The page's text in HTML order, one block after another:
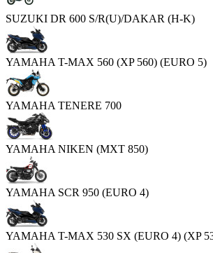
SUZUKI DR 600 S/R(U)/DAKAR (H-K)
YAMAHA T-MAX 560 (XP 560) (EURO 5)
YAMAHA TENERE 700
YAMAHA NIKEN (MXT 850)
YAMAHA SCR 950 (EURO 4)
YAMAHA T-MAX 530 SX (EURO 4) (XP